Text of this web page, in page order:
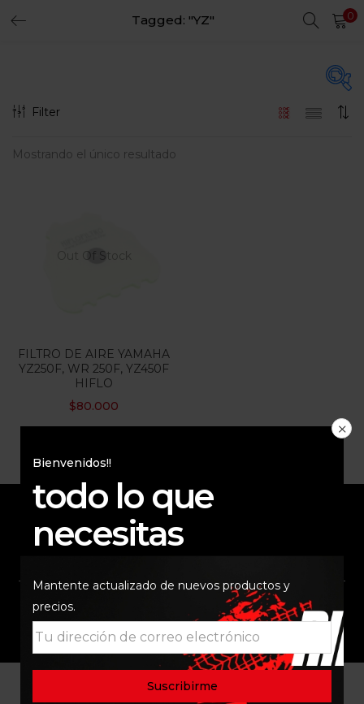
Tagged: "YZ" 0
En oferta
Filter
Mostrando el único resultado
Out Of Stock
FILTRO DE AIRE YAMAHA
YZ250F, WR 250F, YZ450F
HIFLO
$80.000
Bienvenidos!!
todo lo que
necesitas
Mantente actualizado de nuevos productos y
precios.
ENVÍO RAPIDO Y
SOPORTE COMUNIDAD
REGISTER
Remember me